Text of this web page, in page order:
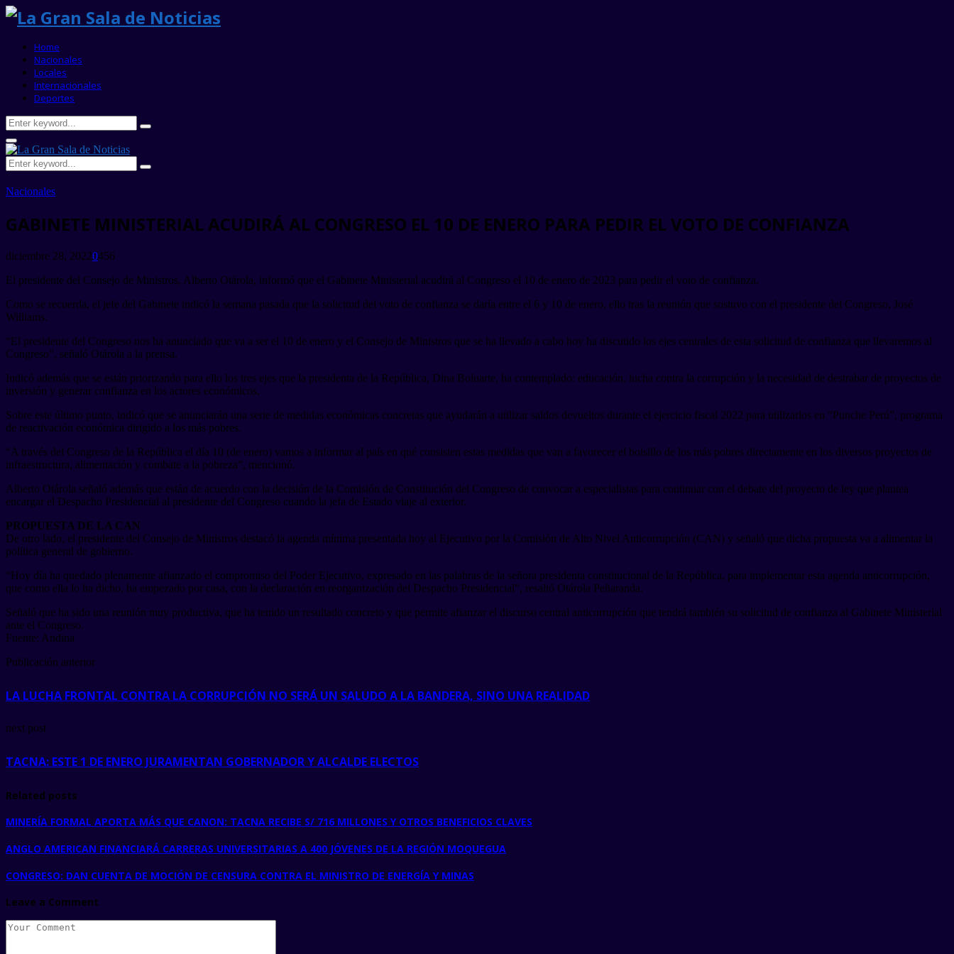
Home
Nacionales
Locales
Internacionales
Deportes
Search
for:
Search
Primary
Menu
Search
for:
Search
Nacionales
GABINETE MINISTERIAL ACUDIRÁ AL CONGRESO EL 10 DE ENERO PARA PEDIR EL VOTO DE CONFIANZA
diciembre 28, 20220456
El presidente del Consejo de Ministros, Alberto Otárola, informó que el Gabinete Ministerial acudirá al Congreso el 10 de enero de 2023 para pedir el voto de confianza.
Como se recuerda, el jefe del Gabinete indicó la semana pasada que la solicitud del voto de confianza se daría entre el 6 y 10 de enero, ello tras la reunión que sostuvo con el presidente del Congreso, José
Williams.
“El presidente del Congreso nos ha anunciado que va a ser el 10 de enero y el Consejo de Ministros que se ha llevado a cabo hoy ha discutido los ejes centrales de esta solicitud de confianza que llevaremos al
Congreso”, señaló Otárola a la prensa.
Indicó además que se están priorizando para ello los tres ejes que la presidenta de la República, Dina Boluarte, ha contemplado: educación, lucha contra la corrupción y la necesidad de destrabar de proyectos de
inversión y generar confianza en los actores económicos.
Sobre este último punto, indicó que se anunciarán una serie de medidas económicas concretas que ayudarán a utilizar saldos devueltos durante el ejercicio fiscal 2022 para utilizarlos en “Punche Perú”, programa
de reactivación económica dirigido a los más pobres.
“A través del Congreso de la República el día 10 (de enero) vamos a informar al país en qué consisten estas medidas que van a favorecer el bolsillo de los más pobres directamente en los diversos proyectos de
infraestructura, alimentación y combate a la pobreza”, mencionó.
Alberto Otárola señaló además que están de acuerdo con la decisión de la Comisión de Constitución del Congreso de convocar a especialistas para continuar con el debate del proyecto de ley que plantea
encargar el Despacho Presidencial al presidente del Congreso cuando la jefa de Estado viaje al exterior.
PROPUESTA DE LA CAN
De otro lado, el presidente del Consejo de Ministros destacó la agenda mínima presentada hoy al Ejecutivo por la Comisión de Alto Nivel Anticorrupción (CAN) y señaló que dicha propuesta va a alimentar la
política general de gobierno.
“Hoy día ha quedado plenamente afianzado el compromiso del Poder Ejecutivo, expresado en las palabras de la señora presidenta constitucional de la República, para implementar esta agenda anticorrupción,
que como ella lo ha dicho, ha empezado por casa, con la declaración en reorganización del Despacho Presidencial”, resaltó Otárola Peñaranda.
Señaló que ha sido una reunión muy productiva, que ha tenido un resultado concreto y que permite afianzar el discurso central anticorrupción que tendrá también su solicitud de confianza al Gabinete Ministerial
ante el Congreso.
Fuente: Andina
Publicación anterior
LA LUCHA FRONTAL CONTRA LA CORRUPCIÓN NO SERÁ UN SALUDO A LA BANDERA, SINO UNA REALIDAD
next post
TACNA: ESTE 1 DE ENERO JURAMENTAN GOBERNADOR Y ALCALDE ELECTOS
Related posts
MINERÍA FORMAL APORTA MÁS QUE CANON: TACNA RECIBE S/ 716 MILLONES Y OTROS BENEFICIOS CLAVES
ANGLO AMERICAN FINANCIARÁ CARRERAS UNIVERSITARIAS A 400 JÓVENES DE LA REGIÓN MOQUEGUA
CONGRESO: DAN CUENTA DE MOCIÓN DE CENSURA CONTRA EL MINISTRO DE ENERGÍA Y MINAS
Leave a Comment